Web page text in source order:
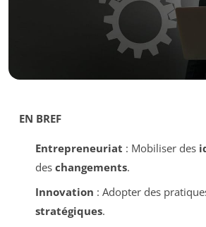
EN BREF
Entrepreneuriat : Mobiliser des
des changements.
Innovation : Adopter des
stratégiques.